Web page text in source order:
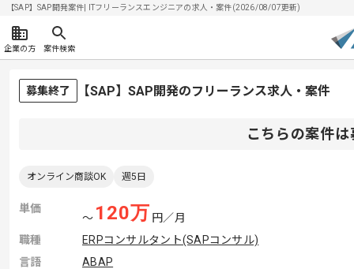
【SAP】SAP開発案件| ITフリーランスエンジニアの求人・案件(2026/08/07更新)
企業の方 案件検索
募集終了 【SAP】SAP開発のフリーランス求人・案件
こちらの案件
オンライン商談OK 週5日
単価
〜 120万 円／月
職種
ERPコンサルタント(SAPコンサル)
言語
ABAP